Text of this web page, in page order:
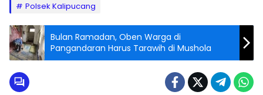
Polsek Kalipucang
Bulan Ramadan, Oben Warga di
Pangandaran Harus Tarawih di Mushola